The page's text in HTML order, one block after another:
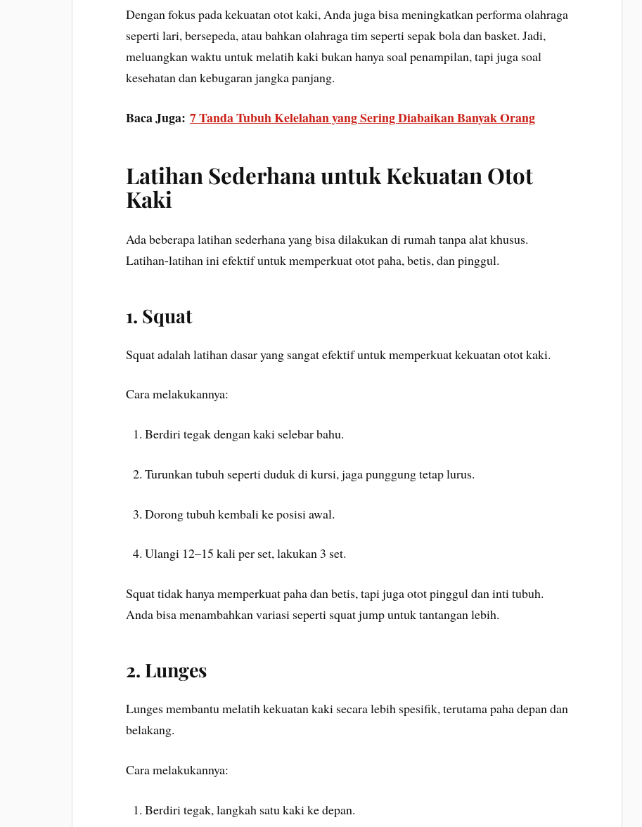
Dengan fokus pada kekuatan otot kaki, Anda juga bisa meningkatkan performa olahraga
seperti lari, bersepeda, atau bahkan olahraga tim seperti sepak bola dan basket. Jadi,
meluangkan waktu untuk melatih kaki bukan hanya soal penampilan, tapi juga soal
kesehatan dan kebugaran jangka panjang.
Baca Juga:7 Tanda Tubuh Kelelahan yang Sering Diabaikan Banyak Orang
Latihan Sederhana untuk Kekuatan Otot
Kaki
Ada beberapa latihan sederhana yang bisa dilakukan di rumah tanpa alat khusus.
Latihan-latihan ini efektif untuk memperkuat otot paha, betis, dan pinggul.
1. Squat
Squat adalah latihan dasar yang sangat efektif untuk memperkuat kekuatan otot kaki.
Cara melakukannya:
Berdiri tegak dengan kaki selebar bahu.
Turunkan tubuh seperti duduk di kursi, jaga punggung tetap lurus.
Dorong tubuh kembali ke posisi awal.
Ulangi 12–15 kali per set, lakukan 3 set.
Squat tidak hanya memperkuat paha dan betis, tapi juga otot pinggul dan inti tubuh.
Anda bisa menambahkan variasi seperti squat jump untuk tantangan lebih.
2. Lunges
Lunges membantu melatih kekuatan kaki secara lebih spesifik, terutama paha depan dan
belakang.
Cara melakukannya:
Berdiri tegak, langkah satu kaki ke depan.